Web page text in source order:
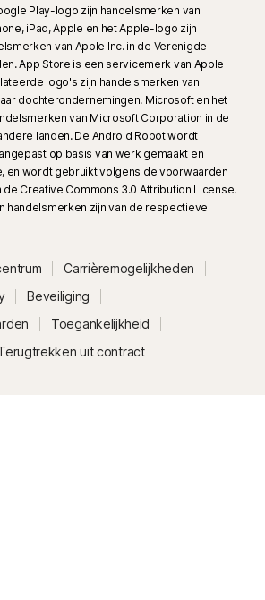
Play-logo zijn handelsmerken van
iPad, Apple en het Apple-logo zijn
van Apple Inc. in de Verenigde
App Store is een servicemerk van Apple
logo's zijn handelsmerken van
dochterondernemingen. Microsoft en het
van Microsoft Corporation in de
landen. De Android Robot wordt
op basis van werk gemaakt en
en wordt gebruikt volgens de voorwaarden
Creative Commons 3.0 Attribution License.
handelsmerken zijn van de respectieve
Carrièremogelijkheden
Beveiliging
Toegankelijkheid
uit contract